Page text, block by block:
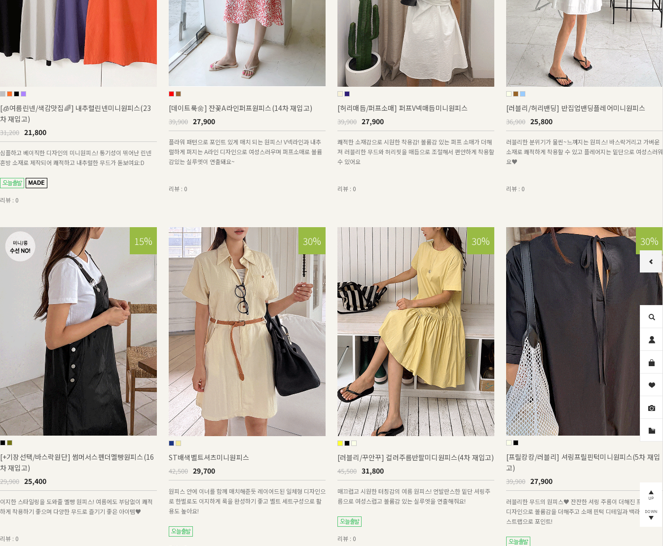
[🧊여름린넨/색감맛집🌈] 내추럴린넨미니원피스(23
차 재입고)
31,200 21,800
심플하고 베이직한 디자인의 미니원피스! 통기성이 뛰어난 린넨
혼방 소재로 제작되어 쾌적하고 내추럴한 무드가 돋보여요:D
리뷰 : 0
[데이트룩🌼] 잔꽃A라인퍼프원피스(14차 재입고)
39,900 27,900
플라워 패턴으로 포인트 있게 매치 되는 원피스! V넥라인과 내추
럴하게 퍼지는 A라인 디자인으로 여성스러우며 퍼프소매로 볼륨
감있는 실루엣이 연출돼요~
리뷰 : 0
[허리매듭/퍼프소매] 퍼프V넥매듭미니원피스
39,900 27,900
쾌적한 소재감으로 시원한 착용감! 볼륨감 있는 퍼프 소매가 더해
져 러블리한 무드와 허리핏을 매듭으로 조절해서 편안하게 착용할
수 있어요
리뷰 : 0
[러블리/허리밴딩] 반집업밴딩플레어미니원피스
36,900 25,800
러블리한 분위기가 물씬~느껴지는 원피스! 바스락거리고 가벼운
소재로 쾌적하게 착용할 수 있고 플레어지는 밑단으로 여성스러워
요♥
리뷰 : 0
15%
[+기장선택/바스락원단] 썸머서스펜더멜빵원피스(16
차 재입고)
29,900 25,400
이지한 스타일링을 도와줄 멜빵 원피스! 여름에도 부담없이 쾌적
하게 착용하기 좋으며 다양한 무드로 즐기기 좋은 아이템♥
리뷰 : 0
30%
ST배색벨트셔츠미니원피스
42,500 29,700
원피스 안에 이너를 함께 매치해준듯 레이어드된 일체형 디자인으
로 한벌로도 이지하게 룩을 완성하기 좋고 벨트 세트구성으로 활
용도 높아요!
30%
[러블리/꾸안꾸] 컬러주름반팔미디원피스(4차 재입고)
45,500 31,800
매끄럽고 시원한 터칭감의 여름 원피스! 언발란스한 밑단 셔링주
름으로 여성스럽고 볼륨감 있는 실루엣을 연출해줘요!
리뷰 : 0
30%
[프릴캉캉/러블리] 셔링프릴핀턱미니원피스(5차 재입
고)
39,900 27,900
러블리한 무드의 원피스♥ 잔잔한 셔링 주름이 더해진 프릴 캉캉
디자인으로 볼륨감을 더해주고 소매 핀턱 디테일과 백라인 리본
스트랩으로 포인트!